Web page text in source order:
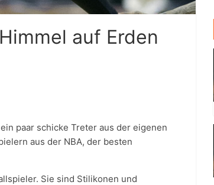
auf Erden
paar schicke Treter aus der eigenen
aus der NBA, der besten
Sie sind Stilikonen und